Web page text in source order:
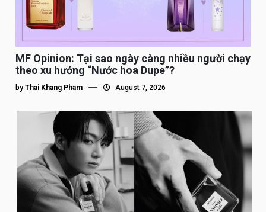
MF Opinion: Tại sao ngày càng nhiều người chạy
theo xu hướng “Nước hoa Dupe”?
by Thai Khang Pham August 7, 2026